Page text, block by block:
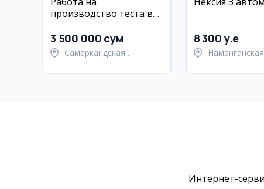
производство теста в
3 500 000 сум
Самаркандская
Самаркандский район
8 300 y.e
Интернет-